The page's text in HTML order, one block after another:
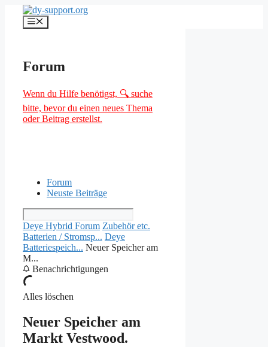
Inhalt
springen
Menü
Forum
Wenn du Hilfe benötigst, 🔍 suche
bitte, bevor du einen neues Thema
oder Beitrag erstellst.
Forum
Neuste Beiträge
Deye Hybrid Forum Zubehör etc.
Batterien / Stromsp... Deye
Batteriespeich... Neuer Speicher am
M...
Benachrichtigungen
Alles löschen
Neuer Speicher am
Markt Vestwood.